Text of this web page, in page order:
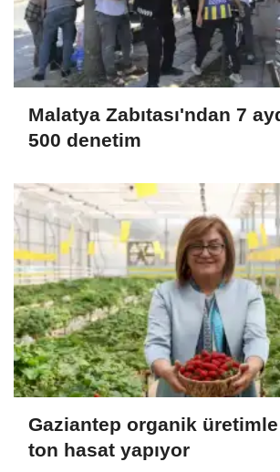
Malatya Zabıtası'ndan 7
500 denetim
Gaziantep organik üretimle
ton hasat yapıyor